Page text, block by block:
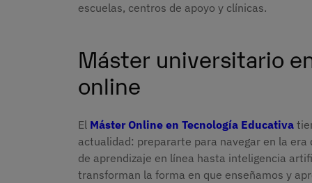
escuelas, centros de apoyo y clínicas.
Máster universitario
online
El Máster Online en Tecnología Educativa
actualidad: prepararte para navegar en la
de aprendizaje en línea hasta inteligencia
transforman la forma en que enseñamos y